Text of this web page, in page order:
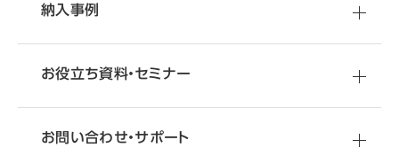
納入事例
お役立ち資料・セミナー
お問い合わせ・サポート